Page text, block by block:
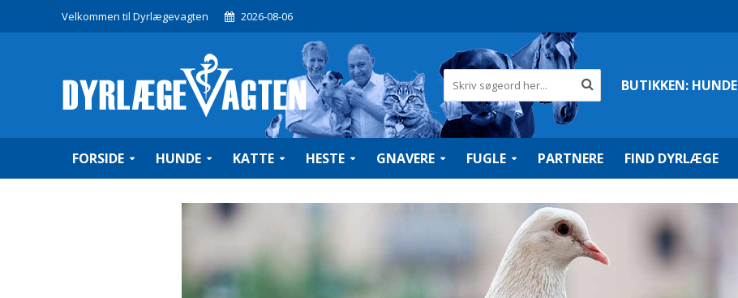
Velkommen til Dyrlægevagten 2026-08-06
BUTIKKEN:HUNDE
FORSIDE HUNDE KATTE HESTE GNAVERE FUGLE PARTNERE FIND DYRLÆGE